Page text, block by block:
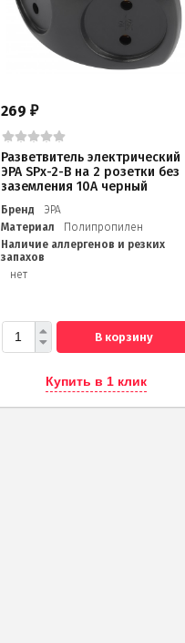
269₽
Разветвитель электрический
ЭРА SPx-2-B на 2 розетки без
заземления 10А черный
Бренд
ЭРА
Материал
Полипропилен
Наличие аллергенов и резких
запахов
нет
В корзину
Купить в 1 клик